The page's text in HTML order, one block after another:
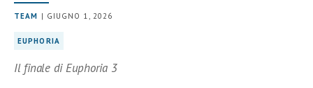
TEAM | GIUGNO 1, 2026
EUPHORIA
Il finale di Euphoria 3